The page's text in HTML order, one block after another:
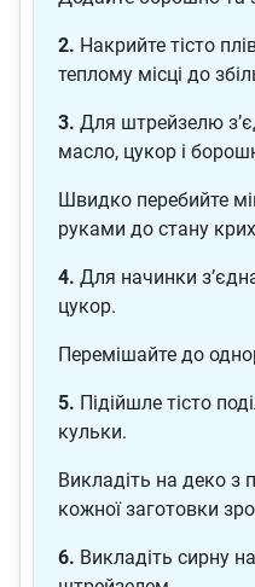
2. Накрийте тісто
теплому місці до
3. Для штрейзелю
масло, цукор і
Швидко перебийте
руками до стану
4. Для начинки
цукор.
Перемішайте до
5. Підійшле тісто
кульки.
Викладіть на деко з
кожної заготовки
6. Викладіть сирну